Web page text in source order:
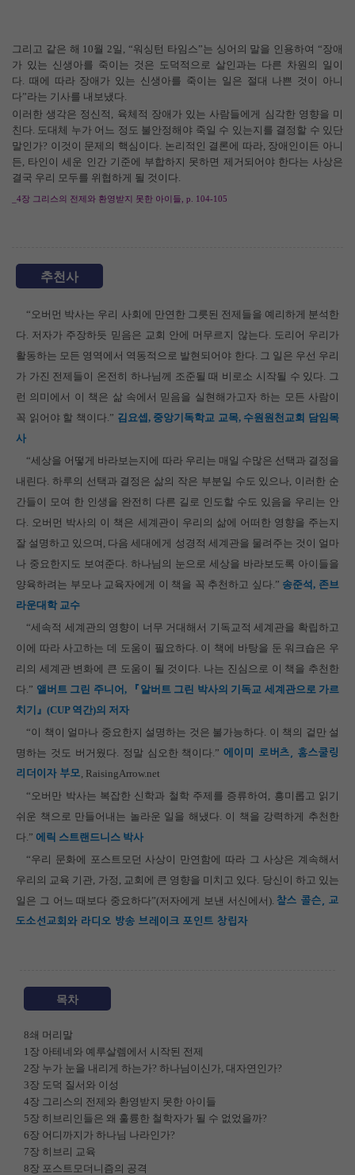
그리고 같은 해 10월 2일 , “워싱턴 타임스”는 싱어의 말을 인용하여 “장애
가 있는 신생아를 죽이는 것은 도덕적으로 살인과는 다른 차원의 일이
다 때에 따라 장애가 있는 신생아를 죽이는 일은 절대 나쁜 것이 아니
다”라는 기사를 내보냈다
이러한 생각은 정신적
육체적 장애가 있는 사람들에게 심각한 영향을 미
친다 도대체 누가 어느 정도 불안정해야 죽일 수 있는지를 결정할 수 있단
말인가? 이것이 문제의 핵심이다. 논리적인 결론에 따라, 장애인이든 아니
든 타인이 세운 인간 기준에 부합하지 못하면 제거되어야 한다는 사상은
결국 우리 모두를 위협하게 될 것이다
_4장 그리스의 전제와 환영받지 못한 아이들 , p. 104-105
추천사
“오버먼 박사는 우리 사회에 만연한 그릇된 전제들을 예리하게 분석한
다. 저자가 주장하듯 믿음은 교회 안에 머무르지 않는다. 도리어 우리가
활동하는 모든 영역에서 역동적으로 발현되어야 한다. 그 일은 우선 우리
가 가진 전제들이 온전히 하나님께 조준될 때 비로소 시작될 수 있다. 그
런 의미에서 이 책은 삶 속에서 믿음을 실현해가고자 하는 모든 사람이
꼭 읽어야 할 책이다.” 김요셉, 중앙기독학교 교목, 수원원천교회 담임목
사
“세상을 어떻게 바라보는지에 따라 우리는 매일 수많은 선택과 결정을
내린다. 하루의 선택과 결정은 삶의 작은 부분일 수도 있으나, 이러한 순
간들이 모여 한 인생을 완전히 다른 길로 인도할 수도 있음을 우리는 안
다. 오버먼 박사의 이 책은 세계관이 우리의 삶에 어떠한 영향을 주는지
잘 설명하고 있으며, 다음 세대에게 성경적 세계관을 물려주는 것이 얼마
나 중요한지도 보여준다. 하나님의 눈으로 세상을 바라보도록 아이들을
양육하려는 부모나 교육자에게 이 책을 꼭 추천하고 싶다.” 송준석, 존브
라운대학 교수
“세속적 세계관의 영향이 너무 거대해서 기독교적 세계관을 확립하고
이에 따라 사고하는 데 도움이 필요하다. 이 책에 바탕을 둔 워크숍은 우
리의 세계관 변화에 큰 도움이 될 것이다. 나는 진심으로 이 책을 추천한
다.” 앨버트 그린 주니어, 『알버트 그린 박사의 기독교 세계관으로 가르
치기』(CUP 역간)의 저자
“이 책이 얼마나 중요한지 설명하는 것은 불가능하다. 이 책의 겉만 설
명하는 것도 버거웠다. 정말 심오한 책이다.”에이미 로버츠, 홈스쿨링
리더이자 부모
, RaisingArrow.net
“오버만 박사는 복잡한 신학과 철학 주제를 증류하여, 흥미롭고 읽기
쉬운 책으로 만들어내는 놀라운 일을 해냈다. 이 책을 강력하게 추천한
다.” 에릭 스트랜드니스 박사
“우리 문화에 포스트모던 사상이 만연함에 따라 그 사상은 계속해서
우리의 교육 기관, 가정, 교회에 큰 영향을 미치고 있다. 당신이 하고 있는
일은 그 어느 때보다 중요하다”(저자에게 보낸 서신에서).찰스 콜슨, 교
도소선교회와 라디오 방송 브레이크 포인트 창립자
목차
8쇄 머리말
1장 아테네와 예루살렘에서 시작된 전제
2장 누가 눈을 내리게 하는가? 하나님이신가, 대자연인가?
3장 도덕 질서와 이성
4장 그리스의 전제와 환영받지 못한 아이들
5장 히브리인들은 왜 훌륭한 철학자가 될 수 없었을까?
6장 어디까지가 하나님 나라인가?
7장 히브리 교육
8장 포스트모더니즘의 공격